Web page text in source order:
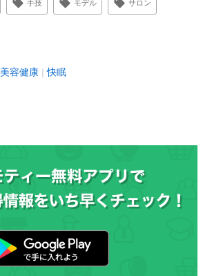
手技 モデル サロン
美容健康 快眠